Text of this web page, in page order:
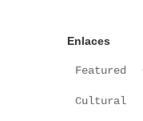
Enlaces
Featured
Cultural